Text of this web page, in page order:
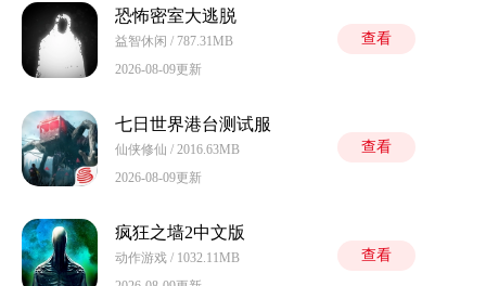
恐怖密室大逃脱
益智休闲 / 787.31MB
2026-08-09更新
查看
七日世界港台测试服
仙侠修仙 / 2016.63MB
2026-08-09更新
查看
疯狂之墙2中文版
动作游戏 / 1032.11MB
查看